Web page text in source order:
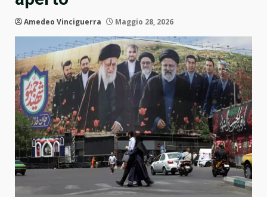
Amedeo Vinciguerra Maggio 28, 2026